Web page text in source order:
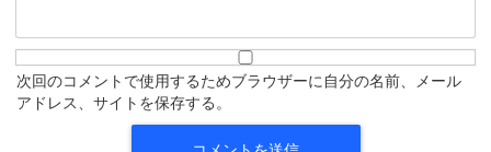
次回のコメントで使用するためブラウザーに自分の名前、メール
アドレス、サイトを保存する。